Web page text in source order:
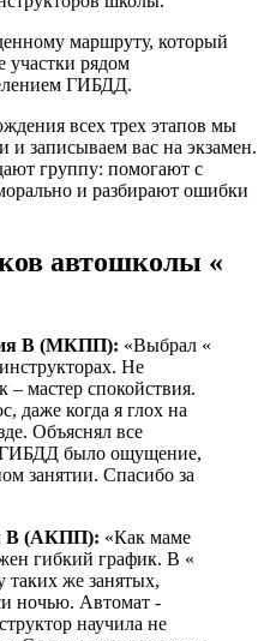
маршруту, который
участки рядом
ГИБДД.
всех трех этапов мы
и записываем вас на экзамен.
группу: помогают с
и разбирают ошибки
автошколы «
B (МКПП): «Выбрал «
Не
мастер спокойствия.
даже когда я глох на
Объяснял все
ГИБДД было ощущение,
занятии. Спасибо за
B (АКПП): «Как маме
гибкий график. В «
таких же занятых,
ночью. Автомат -
научила не